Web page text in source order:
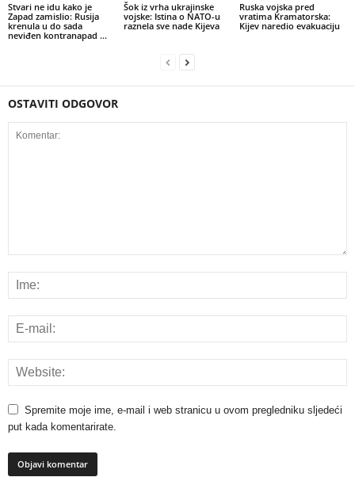
Stvari ne idu kako je
Zapad zamislio: Rusija
krenula u do sada
neviđen kontranapad …
Šok iz vrha ukrajinske
vojske: Istina o NATO-u
raznela sve nade Kijeva
Ruska vojska pred
vratima Kramatorska:
Kijev naredio evakuaciju
OSTAVITI ODGOVOR
Spremite moje ime, e-mail i web stranicu u ovom pregledniku sljedeći
put kada komentarirate.